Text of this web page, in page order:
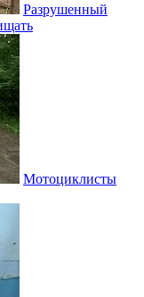
Разрушенный
Мотоциклисты